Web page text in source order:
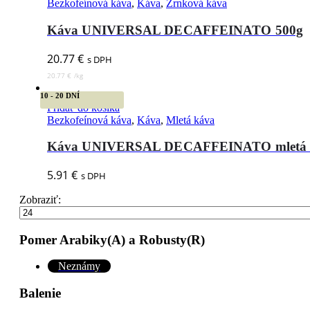
Bezkofeínová káva, Káva, Zrnková káva
Káva UNIVERSAL DECAFFEINATO 500g
20.77€ s DPH
20.77€ /kg
10 - 20 DNÍ
Pridať do košíka
Bezkofeínová káva, Káva, Mletá káva
Káva UNIVERSAL DECAFFEINATO mletá
5.91€ s DPH
Zobraziť:
Pomer Arabiky(A) a Robusty(R)
Neznámy
Balenie